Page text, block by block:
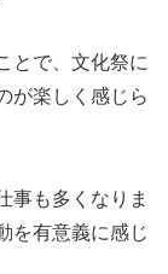
とで、文化祭に
が楽しく感じら
事も多くなりま
を有意義に感じ